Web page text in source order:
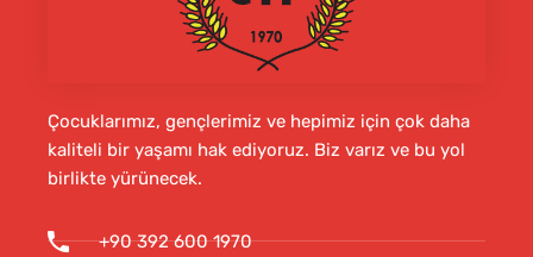
Çocuklarımız, gençlerimiz ve hepimiz için çok daha
kaliteli bir yaşamı hak ediyoruz. Biz varız ve bu yol
birlikte yürünecek.
+90 392 600 1970